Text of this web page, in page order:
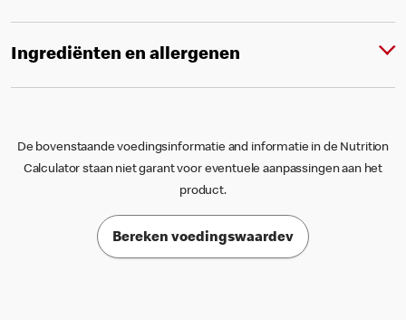
Ingrediënten en allergenen
De bovenstaande voedingsinformatie and informatie in de Nutrition
Calculator staan niet garant voor eventuele aanpassingen aan het
product.
Bereken voedingswaardev